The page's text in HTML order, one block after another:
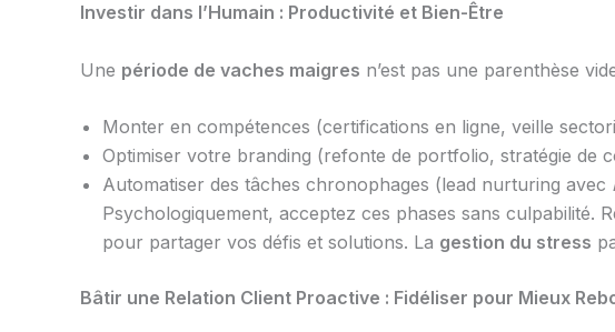
Investir dans l’Humain : Productivité et Bien-Être
Une période de vaches maigres n’est pas une parenthèse
Monter en compétences (certifications en ligne, veille
Optimiser votre branding (refonte de portfolio, stratégie de
Automatiser des tâches chronophages (lead nurturing avec
Psychologiquement, acceptez ces phases sans culpabilité.
pour partager vos défis et solutions. La gestion du stress
Bâtir une Relation Client Proactive : Fidéliser pour Mieux